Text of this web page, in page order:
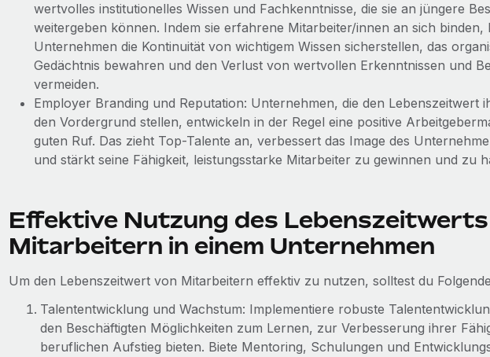
wertvolles institutionelles Wissen und Fachkenntnisse, die sie an jüngere
weitergeben können. Indem sie erfahrene Mitarbeiter/innen an sich binden,
Unternehmen die Kontinuität von wichtigem Wissen sicherstellen, das
Gedächtnis bewahren und den Verlust von wertvollen Erkenntnissen und
vermeiden.
Employer Branding und Reputation: Unternehmen, die den Lebenszeitwert
den Vordergrund stellen, entwickeln in der Regel eine positive
guten Ruf. Das zieht Top-Talente an, verbessert das Image des
und stärkt seine Fähigkeit, leistungsstarke Mitarbeiter zu gewinnen und zu
Effektive Nutzung des
Mitarbeitern in einem Unternehmen
Um den Lebenszeitwert von Mitarbeitern effektiv zu nutzen, solltest du
Talententwicklung und Wachstum: Implementiere robuste
den Beschäftigten Möglichkeiten zum Lernen, zur Verbesserung ihrer
beruflichen Aufstieg bieten. Biete Mentoring, Schulungen und